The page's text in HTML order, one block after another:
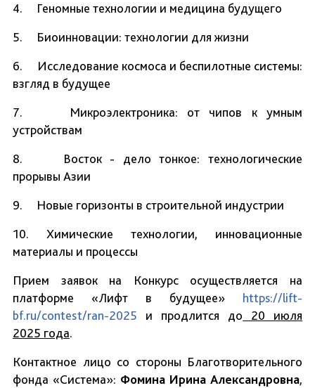
4. Геномные технологии и медицина будущего
5. Биоинновации: технологии для жизни
6. Исследование космоса и беспилотные системы:
взгляд в будущее
7. Микроэлектроника: от чипов к умным
устройствам
8. Восток - дело тонкое: технологические
прорывы Азии
9. Новые горизонты в строительной индустрии
10. Химические технологии, инновационные
материалы и процессы
Прием заявок на Конкурс осуществляется на
платформе «Лифт в будущее» https://lift-
bf.ru/contest/ran-2025 и продлится до 20 июля
2025 года.
Контактное лицо со стороны Благотворительного
фонда «Система»: Фомина Ирина Александровна,